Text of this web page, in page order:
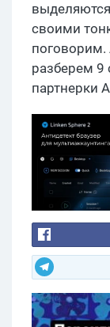
своими
поговорим.
разберем 9
партнерки